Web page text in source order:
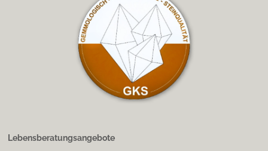
Lebensberatungsangebote